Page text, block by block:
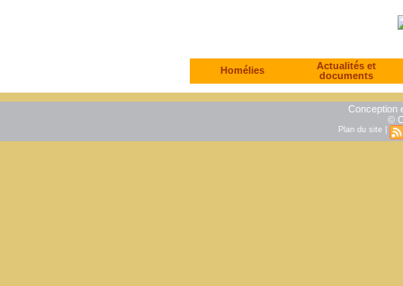
Homélies
Actualités et
documents
Conception
©
Plan du site